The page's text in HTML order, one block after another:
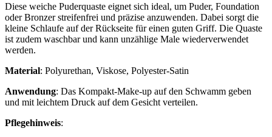
Diese weiche Puderquaste eignet sich ideal, um Puder, Foundation
oder Bronzer streifenfrei und präzise anzuwenden. Dabei sorgt die
kleine Schlaufe auf der Rückseite für einen guten Griff. Die Quaste
ist zudem waschbar und kann unzählige Male wiederverwendet
werden.
Material: Polyurethan, Viskose, Polyester-Satin
Anwendung: Das Kompakt-Make-up auf den Schwamm geben
und mit leichtem Druck auf dem Gesicht verteilen.
Pflegehinweis: